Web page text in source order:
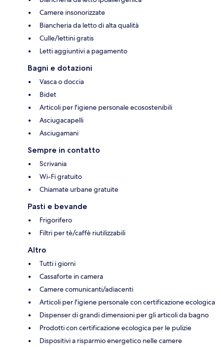
Camere insonorizzate
Biancheria da letto di alta qualità
Culle/lettini gratis
Letti aggiuntivi a pagamento
Bagni e dotazioni
Vasca o doccia
Bidet
Articoli per l'igiene personale ecosostenibili
Asciugacapelli
Asciugamani
Sempre in contatto
Scrivania
Wi-Fi gratuito
Chiamate urbane gratuite
Pasti e bevande
Frigorifero
Filtri per tè/caffè riutilizzabili
Altro
Tutti i giorni
Cassaforte in camera
Camere comunicanti/adiacenti
Articoli per l'igiene personale con certificazione ecologica
Dispenser di grandi dimensioni per gli articoli da bagno
Prodotti con certificazione ecologica per le pulizie
Dispositivi a risparmio energetico nelle camere